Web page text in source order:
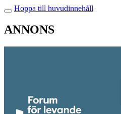
Hoppa till huvudinnehåll
ANNONS